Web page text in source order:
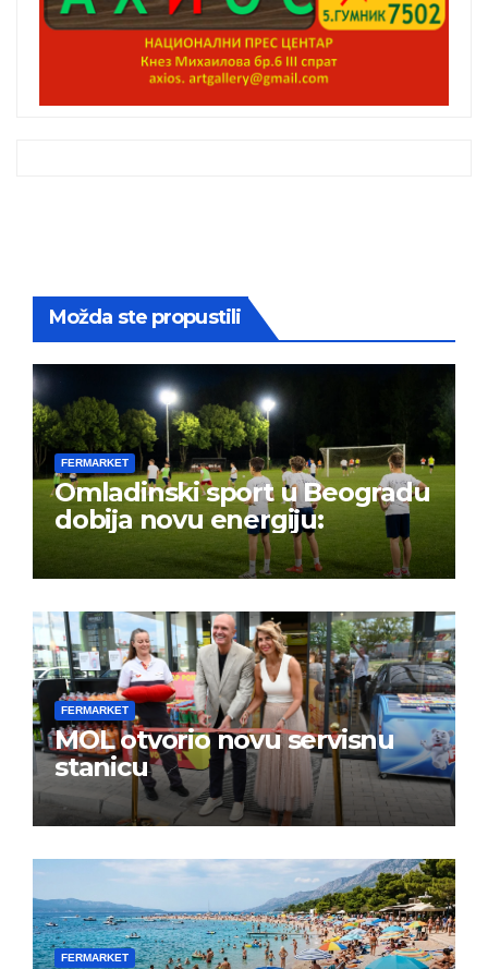
Možda ste propustili
FERMARKET
Omladinski sport u Beogradu
dobija novu energiju:
FERMARKET
MOL otvorio novu servisnu
stanicu
FERMARKET